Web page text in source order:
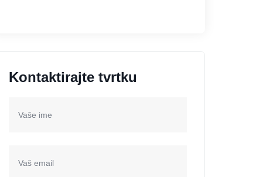
Kontaktirajte tvrtku